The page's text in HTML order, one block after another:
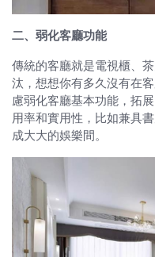
二、弱化客廳功能
傳統的客廳就是電視櫃、
汰，想想你有多久沒有在
慮弱化客廳基本功能，拓
用率和實用性，比如兼具
成大大的娛樂間。